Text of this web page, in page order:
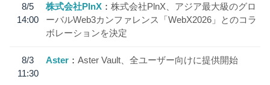
8/5
14:00
株式会社PlnX
株式会社PlnX、アジア最大級のグロ
ーバルWeb3カンファレンス「WebX2026」とのコラ
ボレーションを決定
8/3
11:30
Aster Aster Vault、全ユーザー向けに提供開始